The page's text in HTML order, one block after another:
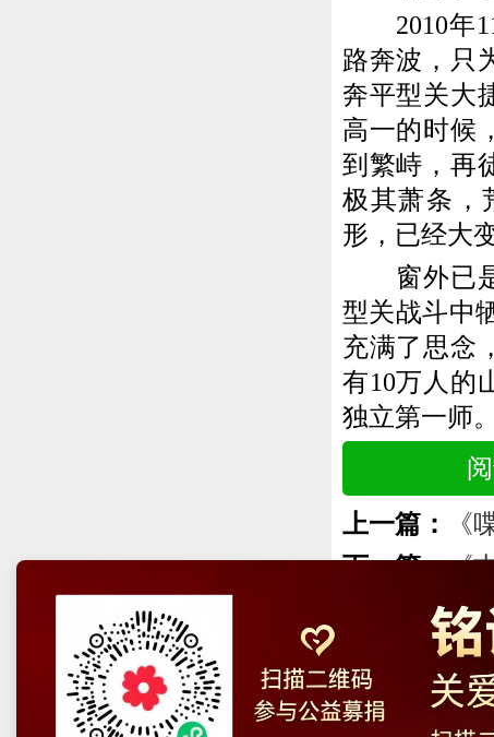
2010年11
路奔波，只
奔平型关大
高一的时候
到繁峙，再
极其萧条，
形，已经大
窗外已是
型关战斗中
充满了思念
有10万人的
独立第一师。
上一篇：
《
下一篇：《
中央网